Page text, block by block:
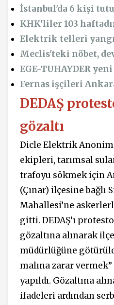
İstanbul'da 6 kişi
KHK'liler 103
Elektrik telleri
Meclis'teki nöbet,
EGE-TUHAYDER
Fernas işçileri
DEDAŞ
gözaltı
Dicle Elektrik Anonim
ekipleri, tarımsal
trafoyu sökmek için
(Çınar) ilçesine bağlı
Mahallesi’ne
gitti. DEDAŞ’ı
gözaltına alınarak
müdürlüğüne
malına zarar
yapıldı. Gözaltına
ifadeleri ardından